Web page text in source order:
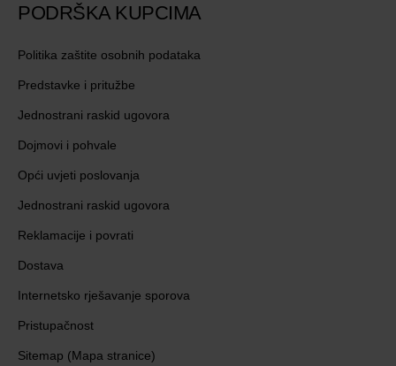
PODRŠKA KUPCIMA
Politika zaštite osobnih podataka
Predstavke i pritužbe
Jednostrani raskid ugovora
Dojmovi i pohvale
Opći uvjeti poslovanja
Jednostrani raskid ugovora
Reklamacije i povrati
Dostava
Internetsko rješavanje sporova
Pristupačnost
Sitemap (Mapa stranice)